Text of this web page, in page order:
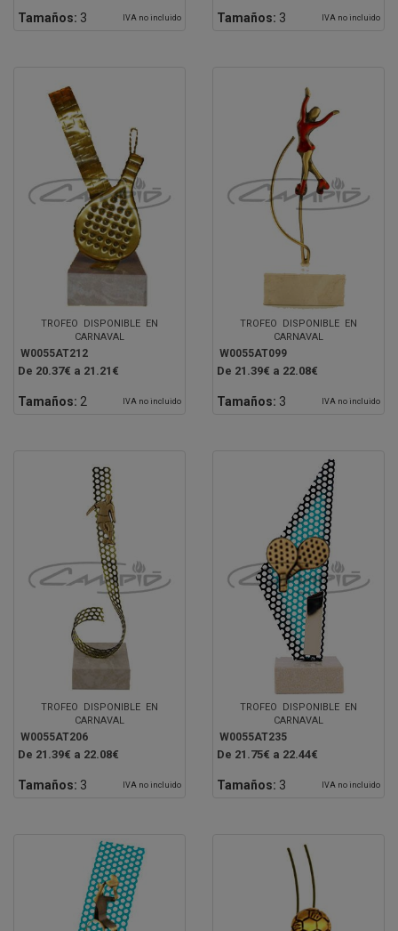
Tamaños: 3 IVA no incluido Tamaños: 3 IVA no incluido
TROFEO DISPONIBLE EN
CARNAVAL
W0055AT212
De 20.37€ a 21.21€
Tamaños: 2 IVA no incluido
TROFEO DISPONIBLE EN
CARNAVAL
W0055AT099
De 21.39€ a 22.08€
Tamaños: 3 IVA no incluido
TROFEO DISPONIBLE EN
CARNAVAL
W0055AT206
De 21.39€ a 22.08€
Tamaños: 3 IVA no incluido
TROFEO DISPONIBLE EN
CARNAVAL
W0055AT235
De 21.75€ a 22.44€
Tamaños: 3 IVA no incluido